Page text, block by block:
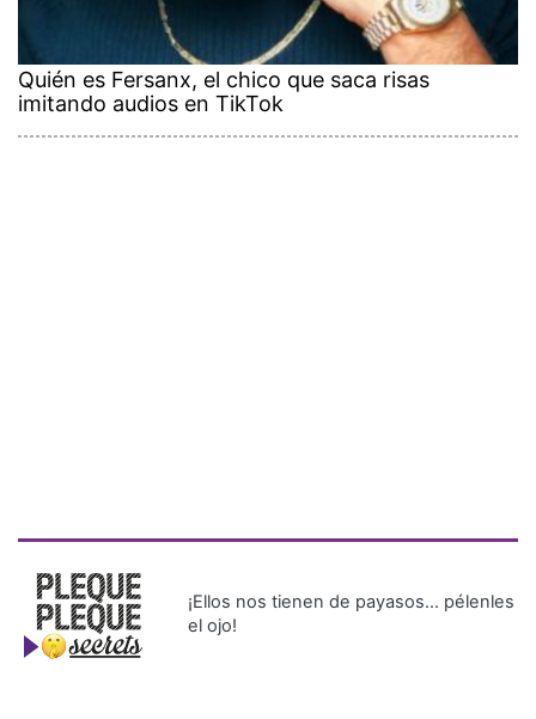
Quién es Fersanx, el chico que saca risas
imitando audios en TikTok
¡Ellos nos tienen de payasos… pélenles
el ojo!